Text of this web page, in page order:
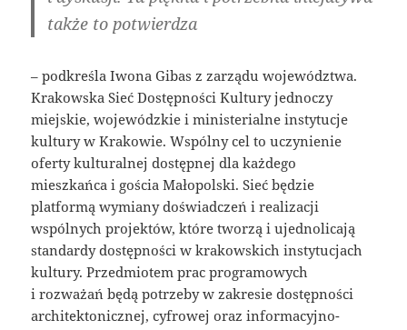
także to potwierdza
– podkreśla Iwona Gibas z zarządu województwa.
Krakowska Sieć Dostępności Kultury jednoczy
miejskie, wojewódzkie i ministerialne instytucje
kultury w Krakowie. Wspólny cel to uczynienie
oferty kulturalnej dostępnej dla każdego
mieszkańca i gościa Małopolski. Sieć będzie
platformą wymiany doświadczeń i realizacji
wspólnych projektów, które tworzą i ujednolicają
standardy dostępności w krakowskich instytucjach
kultury. Przedmiotem prac programowych
i rozważań będą potrzeby w zakresie dostępności
architektonicznej, cyfrowej oraz informacyjno-